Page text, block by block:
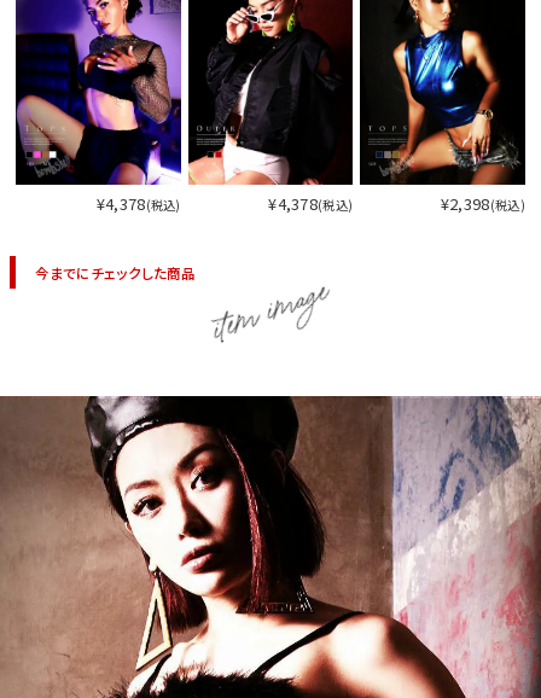
¥4,378(税込) ¥4,378(税込) ¥2,398(税込)
今までにチェックした商品 item image